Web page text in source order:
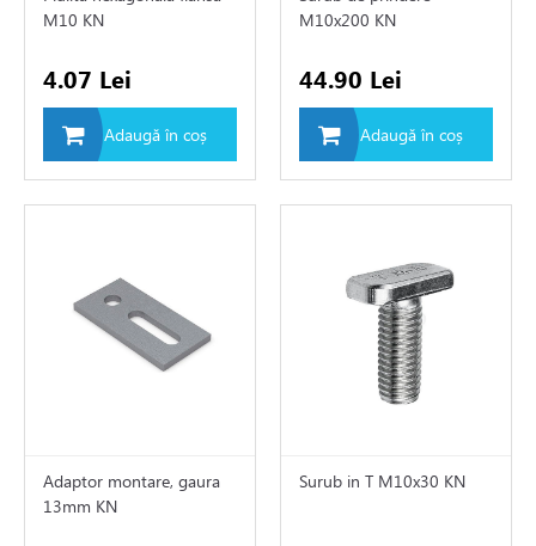
panouri fotovoltaice
de circulatie
M10 KN
4.07 Lei
Adaugă în coș
M10x200 KN
44.90 Lei
Adaugă în coș
Adaptor montare, gaura
13mm KN
Surub in T M10x30 KN